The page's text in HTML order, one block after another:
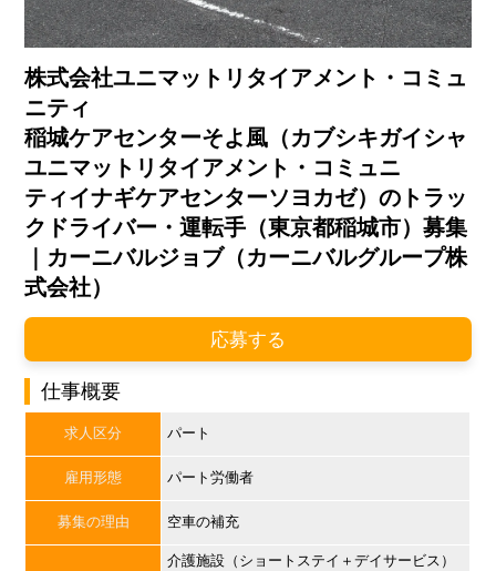
株式会社ユニマットリタイアメント・コミュ
ニティ
稲城ケアセンターそよ風（カブシキガイシャ
ユニマットリタイアメント・コミュニ
ティイナギケアセンターソヨカゼ）のトラッ
クドライバー・運転手（東京都稲城市）募集
｜カーニバルジョブ（カーニバルグループ株
式会社）
応募する
仕事概要
求人区分 パート
雇用形態 パート労働者
募集の理由 空車の補充
介護施設（ショートステイ＋デイサービス）